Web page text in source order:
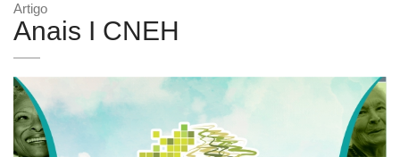
Artigo
Anais I CNEH